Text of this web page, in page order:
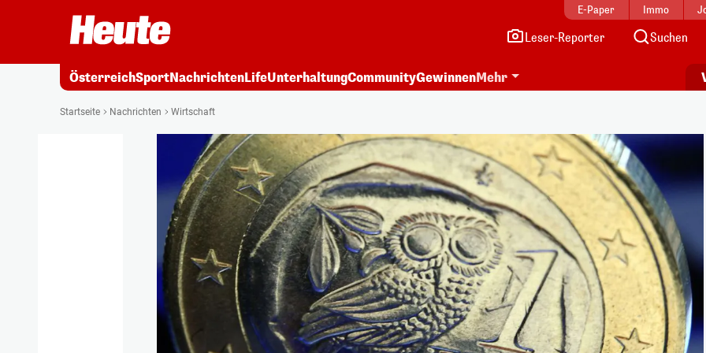
E-Paper Immo
Leser-Reporter Suchen
ÖsterreichSportNachrichtenLifeUnterhaltungCommunityGewinnenMehr
Startseite Nachrichten Wirtschaft